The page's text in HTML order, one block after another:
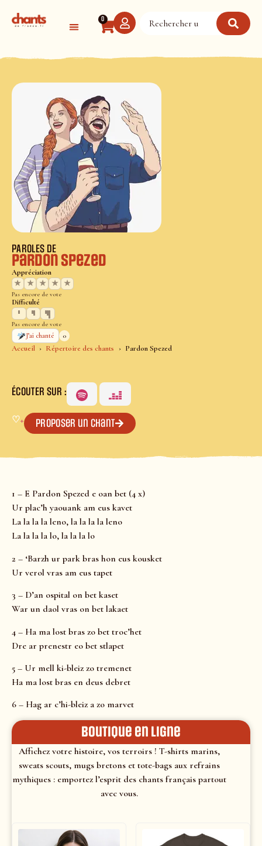
0
Accueil Répertoire des chants Pardon Spezed
PAROLES DE
Pardon Spezed
Appréciation
★
★ ★ ★ ★
Pas encore de vote
Difficulté
Pas encore de vote
J’ai chanté
0
ÉCOUTER SUR :
♡+ Proposer un chant
1 – E Pardon Spezed e oan bet (4 x)
Ur plac’h yaouank am eus kavet
La la la la leno, la la la la leno
La la la la lo, la la la lo
2 – ‘Barzh ur park bras hon eus kousket
Ur verol vras am eus tapet
3 – D’an ospital on bet kaset
War un daol vras on bet lakaet
4 – Ha ma lost bras zo bet troc’het
Dre ar prenestr eo bet stlapet
5 – Ur mell ki-bleiz zo tremenet
Ha ma lost bras en deus debret
6 – Hag ar c’hi-bleiz a zo marvet
Boutique en ligne
Affichez votre histoire, vos terroirs ! T-shirts marins,
sweats scouts, mugs bretons et tote-bags aux refrains
mythiques : emportez l’esprit des chants français partout
avec vous.